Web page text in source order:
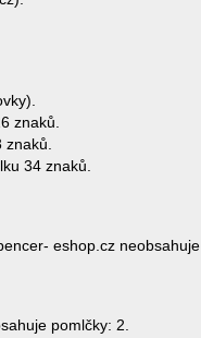
znaků.
34 znaků.
eshop.cz neobsahuje
pomlčky: 2.